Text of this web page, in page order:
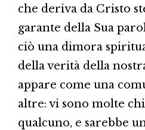
che deriva da Cristo
garante della Sua
ciò una dimora
della verità della
appare come una
altre: vi sono molte
qualcuno, e sarebbe